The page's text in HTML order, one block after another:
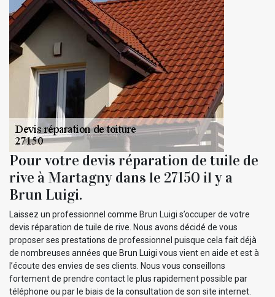
Pour votre devis réparation de tuile de
rive à Martagny dans le 27150 il y a
Brun Luigi.
Laissez un professionnel comme Brun Luigi s’occuper de votre
devis réparation de tuile de rive. Nous avons décidé de vous
proposer ses prestations de professionnel puisque cela fait déjà
de nombreuses années que Brun Luigi vous vient en aide et est à
l’écoute des envies de ses clients. Nous vous conseillons
fortement de prendre contact le plus rapidement possible par
téléphone ou par le biais de la consultation de son site internet.